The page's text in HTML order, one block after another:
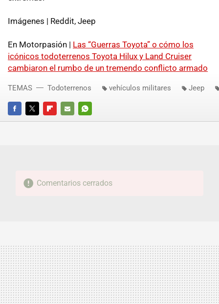
Imágenes | Reddit, Jeep
En Motorpasión | Las “Guerras Toyota” o cómo los
icónicos todoterrenos Toyota Hilux y Land Cruiser
cambiaron el rumbo de un tremendo conflicto armado
FACEBOOKTWITTERFLIPBOARD
E-
WHATSAPP
TEMAS Todoterrenos vehículos militares Jeep
Comentarios cerrados